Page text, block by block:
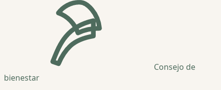
Consejo de
bienestar